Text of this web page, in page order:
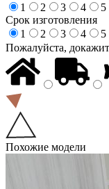
1
2 3 4
5
Срок изготовления
1
2 3 4
5
Пожалуйста,
Похожие модели